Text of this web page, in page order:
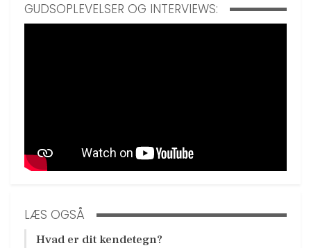
GUDSOPLEVELSER OG INTERVIEWS:
LÆS OGSÅ
Hvad er dit kendetegn?